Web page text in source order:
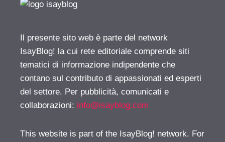
Il presente sito web è parte del network
IsayBlog! la cui rete editoriale comprende siti
tematici di informazione indipendente che
contano sul contributo di appassionati ed esperti
del settore. Per pubblicità, comunicati e
collaborazioni: info@isayblog.com
This website is part of the IsayBlog! network. For